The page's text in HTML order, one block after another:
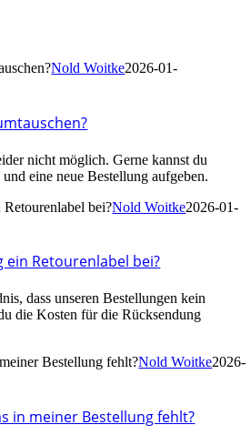
Nold Woitke2026-01-
nicht möglich. Gerne kannst du
und eine neue Bestellung aufgeben.
bei?Nold Woitke2026-01-
ein Retourenlabel bei?
dass unseren Bestellungen kein
die Kosten für die Rücksendung
Bestellung fehlt?Nold Woitke2026-
in meiner Bestellung fehlt?